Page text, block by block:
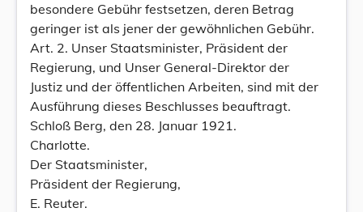
besondere Gebühr festsetzen, deren Betrag
geringer ist als jener der gewöhnlichen Gebühr.
Art. 2. Unser Staatsminister, Präsident der
Regierung, und Unser General-Direktor der
Justiz und der öffentlichen Arbeiten, sind mit der
Ausführung dieses Beschlusses beauftragt.
Schloß Berg, den 28. Januar 1921.
Charlotte.
Der Staatsminister,
Präsident der Regierung,
E. Reuter.